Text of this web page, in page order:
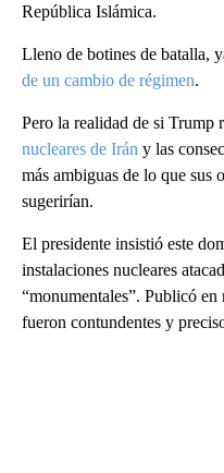
República Islámica.
Lleno de botines de batalla,
de un cambio de régimen.
Pero la realidad de si Trump
nucleares de Irán y las
más ambiguas de lo que sus
sugerirían.
El presidente insistió este
instalaciones nucleares
“monumentales”. Publicó en
fueron contundentes y